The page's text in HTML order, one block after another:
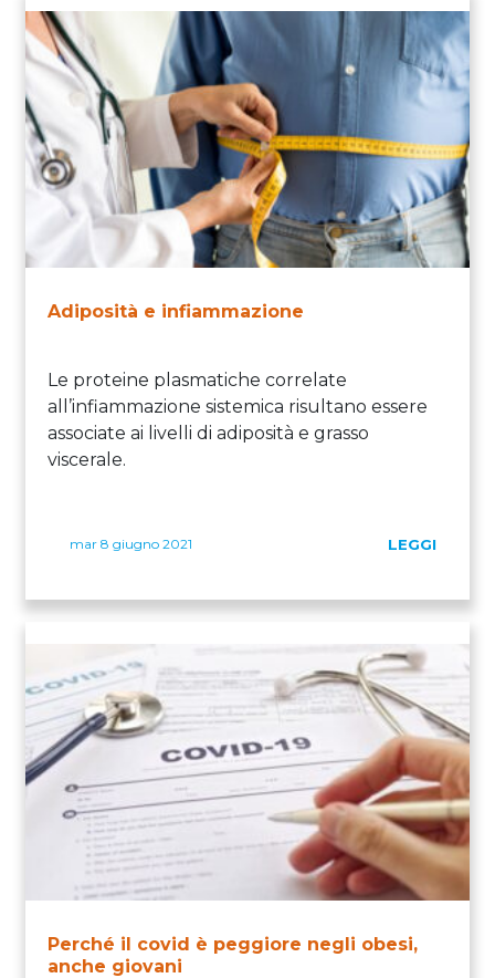
Adiposità e infiammazione
Le proteine plasmatiche correlate
all’infiammazione sistemica risultano essere
associate ai livelli di adiposità e grasso
viscerale.
mar 8 giugno 2021 LEGGI
Perché il covid è peggiore negli obesi,
anche giovani